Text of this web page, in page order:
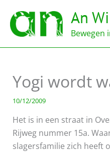
naar
inhoud
An
Bewegen
Yogi wordt
10/12/2009
Het is in een straat in
Rijweg nummer 15a.
slagersfamilie zich heeft